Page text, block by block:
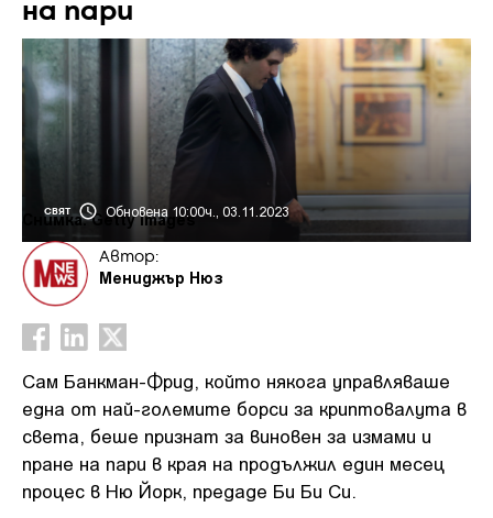
на пари
СВЯТ Обновена 10:00ч., 03.11.2023
Снимка: Getty images
Автор:
Мениджър Нюз
Сам Банкман-Фрид, който някога управляваше
една от най-големите борси за криптовалута в
света, беше признат за виновен за измами и
пране на пари в края на продължил един месец
процес в Ню Йорк, предаде Би Би Си.